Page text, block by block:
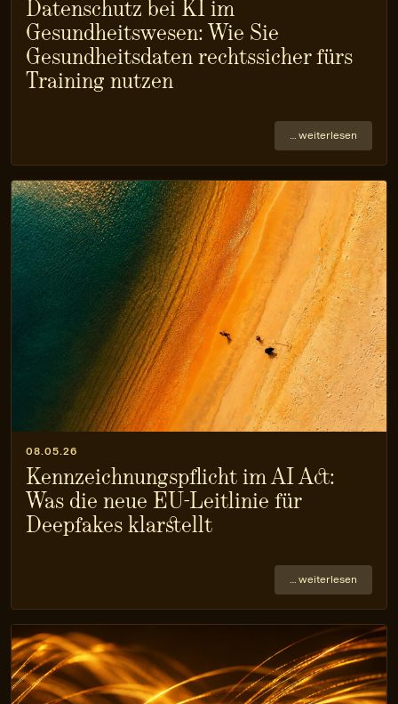
Datenschutz bei KI im
Gesundheitswesen: Wie Sie
Gesundheitsdaten rechtssicher fürs
Training nutzen
… weiterlesen
08.05.26
Kennzeichnungspflicht im AI Act:
Was die neue EU-Leitlinie für
Deepfakes klarstellt
… weiterlesen